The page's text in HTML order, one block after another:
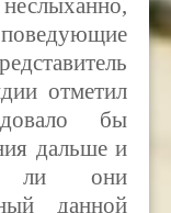
отметил
бы
дальше и
ли они
данной